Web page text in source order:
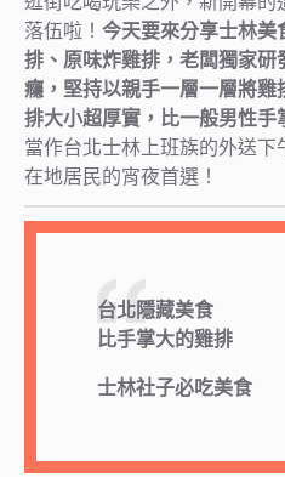
落伍啦！ 今天要來分享士林美
排、原味炸雞排，老闆獨家研
癮，堅持以親手一層一層將雞
排大小超厚實，比一般男性手
當作台北士林上班族的外送下
在地居民的宵夜首選！
台北隱藏美食
比手掌大的雞排
士林社子必吃美食